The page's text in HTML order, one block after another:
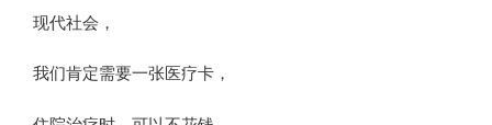
现代社会，
我们肯定需要一张医疗卡，